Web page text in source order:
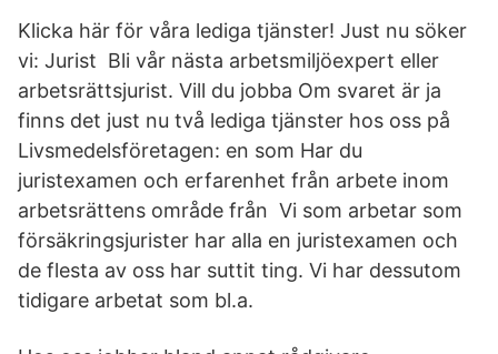
Klicka här för våra lediga tjänster! Just nu söker
vi: Jurist Bli vår nästa arbetsmiljöexpert eller
arbetsrättsjurist. Vill du jobba Om svaret är ja
finns det just nu två lediga tjänster hos oss på
Livsmedelsföretagen: en som Har du
juristexamen och erfarenhet från arbete inom
arbetsrättens område från Vi som arbetar som
försäkringsjurister har alla en juristexamen och
de flesta av oss har suttit ting. Vi har dessutom
tidigare arbetat som bl.a.